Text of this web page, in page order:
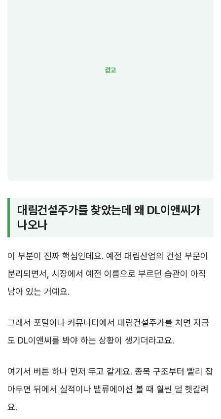
대림건설주가를 찾았는데 왜 DL이앤씨가
나오나
이 부분이 진짜 핵심인데요. 예전 대림산업의 건설 부문이
분리되면서, 시장에서 예전 이름으로 부르던 습관이 아직
남아 있는 거예요.
그래서 포털이나 커뮤니티에서 대림건설주가를 치면 지금
도 DL이앤씨를 봐야 하는 상황이 생기더라고요.
여기서 버튼 하나 먼저 두고 갈게요. 종목 구조부터 빨리 잡
아두면 뒤에서 실적이나 밸류에이션 볼 때 훨씬 덜 헷갈려
요.